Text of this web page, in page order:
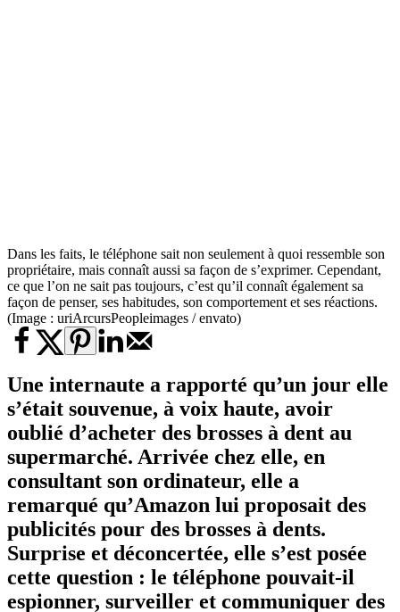
Dans les faits, le téléphone sait non seulement à quoi ressemble son
propriétaire, mais connaît aussi sa façon de s’exprimer. Cependant,
ce que l’on ne sait pas toujours, c’est qu’il connaît également sa
façon de penser, ses habitudes, son comportement et ses réactions.
(Image : uriArcursPeopleimages / envato)
Une internaute a rapporté qu’un jour elle
s’était souvenue, à voix haute, avoir
oublié d’acheter des brosses à dent au
supermarché. Arrivée chez elle, en
consultant son ordinateur, elle a
remarqué qu’Amazon lui proposait des
publicités pour des brosses à dents.
Surprise et déconcertée, elle s’est posée
cette question : le téléphone pouvait-il
espionner, surveiller et communiquer des